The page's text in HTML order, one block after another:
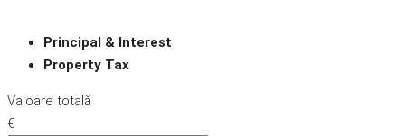
Principal & Interest
Property Tax
Valoare totală
€